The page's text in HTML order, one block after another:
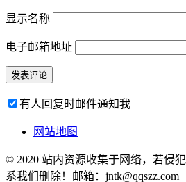
显示名称
电子邮箱地址
有人回复时邮件通知我
网站地图
© 2020 站内资源收集于网络，若侵
系我们删除！邮箱：jntk@qqszz.com